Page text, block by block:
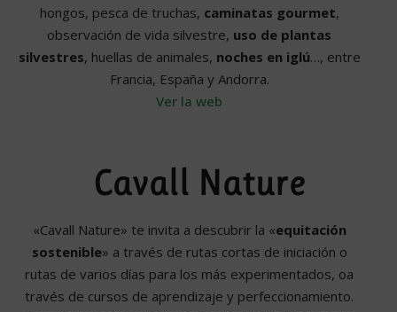
hongos, pesca de truchas, caminatas gourmet,
observación de vida silvestre, uso de plantas
silvestres, huellas de animales, noches en iglú…, entre
Francia, España y Andorra.
Ver la web
Cavall Nature
«Cavall Nature» te invita a descubrir la «equitación
sostenible» a través de rutas cortas de iniciación o
rutas de varios días para los más experimentados, oa
través de cursos de aprendizaje y perfeccionamiento.